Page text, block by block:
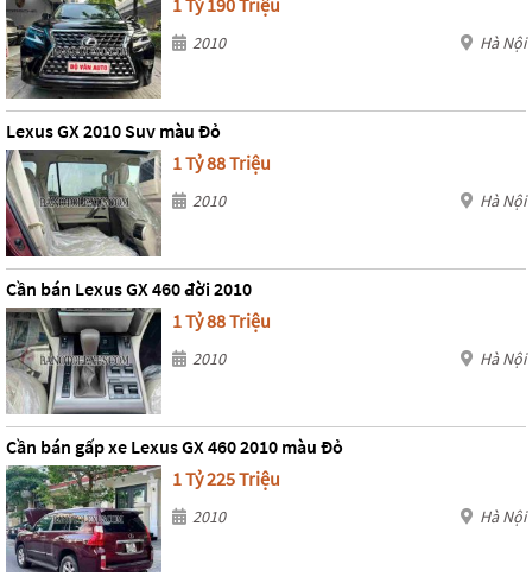
1 Tỷ 190 Triệu
2010 Hà Nội
Lexus GX 2010 Suv màu Đỏ
1 Tỷ 88 Triệu
2010 Hà Nội
Cần bán Lexus GX 460 đời 2010
1 Tỷ 88 Triệu
2010 Hà Nội
Cần bán gấp xe Lexus GX 460 2010 màu Đỏ
1 Tỷ 225 Triệu
2010 Hà Nội